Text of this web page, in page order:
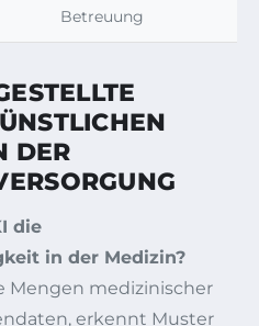
Betreuung
DER
die
in der Medizin?
Mengen medizinischer
erkennt Muster